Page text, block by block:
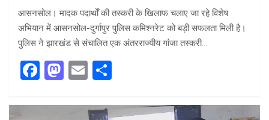
आसनसोल। मादक पदार्थों की तस्करी के खिलाफ चलाए जा रहे विशेष
अभियान में आसनसोल-दुर्गापुर पुलिस कमिश्नरेट को बड़ी सफलता मिली है।
पुलिस ने झारखंड से संचालित एक अंतरराज्यीय गांजा तस्करी…
F
ce
M
st
E
ail ar